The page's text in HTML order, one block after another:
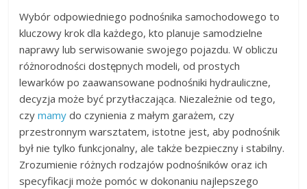
Wybór odpowiedniego podnośnika samochodowego to
kluczowy krok dla każdego, kto planuje samodzielne
naprawy lub serwisowanie swojego pojazdu. W obliczu
różnorodności dostępnych modeli, od prostych
lewarków po zaawansowane podnośniki hydrauliczne,
decyzja może być przytłaczająca. Niezależnie od tego,
czymamy do czynienia z małym garażem, czy
przestronnym warsztatem, istotne jest, aby podnośnik
był nie tylko funkcjonalny, ale także bezpieczny i stabilny.
Zrozumienie różnych rodzajów podnośników oraz ich
specyfikacji może pomóc w dokonaniu najlepszego